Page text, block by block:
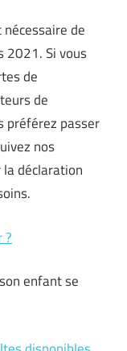
de
2021. Si vous
de
de
préférez passer
nos
déclaration
?
enfant se